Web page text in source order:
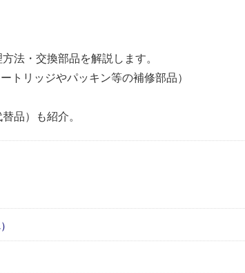
法・交換部品を解説します。
トリッジやパッキン等の補修部品）
品）も紹介。